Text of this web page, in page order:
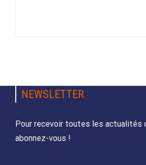
NEWSLETTER
Pour recevoir toutes les actualités
abonnez-vous !